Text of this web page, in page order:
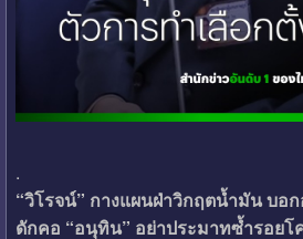
.
“วิโรจน์” กางแผนฝ่าวิกฤตน้ำมัน บอ
ดักคอ “อนุทิน” อย่าประมาทซ้ำรอยโ